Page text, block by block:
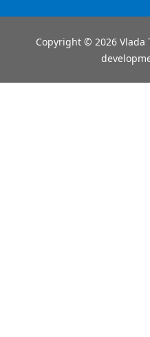
Copyright © 2026 Vlada